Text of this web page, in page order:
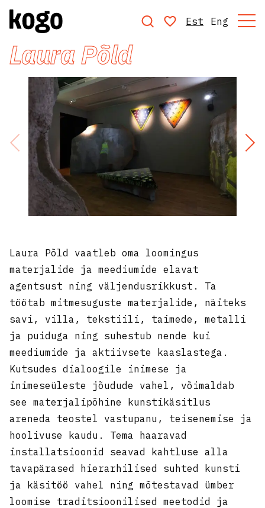
Est Eng
Laura Põld
Laura Põld vaatleb oma loomingus
materjalide ja meediumide elavat
agentsust ning väljendusrikkust. Ta
töötab mitmesuguste materjalide, näiteks
savi, villa, tekstiili, taimede, metalli
ja puiduga ning suhestub nende kui
meediumide ja aktiivsete kaaslastega.
Kutsudes dialoogile inimese ja
inimeseüleste jõudude vahel, võimaldab
see materjalipõhine kunstikäsitlus
areneda teostel vastupanu, teisenemise ja
hoolivuse kaudu. Tema haaravad
installatsioonid seavad kahtluse alla
tavapärased hierarhilised suhted kunsti
ja käsitöö vahel ning mõtestavad ümber
loomise traditsioonilised meetodid ja